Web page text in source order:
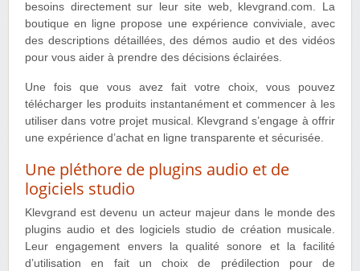
besoins directement sur leur site web, klevgrand.com. La
boutique en ligne propose une expérience conviviale, avec
des descriptions détaillées, des démos audio et des vidéos
pour vous aider à prendre des décisions éclairées.
Une fois que vous avez fait votre choix, vous pouvez
télécharger les produits instantanément et commencer à les
utiliser dans votre projet musical. Klevgrand s’engage à offrir
une expérience d’achat en ligne transparente et sécurisée.
Une pléthore de plugins audio et de
logiciels studio
Klevgrand est devenu un acteur majeur dans le monde des
plugins audio et des logiciels studio de création musicale.
Leur engagement envers la qualité sonore et la facilité
d’utilisation en fait un choix de prédilection pour de